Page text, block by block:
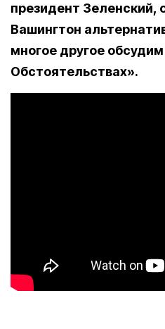
президент Зеленский,
Вашингтон
многое другое обсудим
Обстоятельствах».